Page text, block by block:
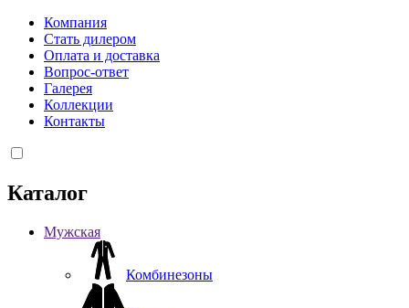
Компания
Стать дилером
Оплата и доставка
Вопрос-ответ
Галерея
Коллекции
Контакты
Каталог
Мужская
Комбинезоны